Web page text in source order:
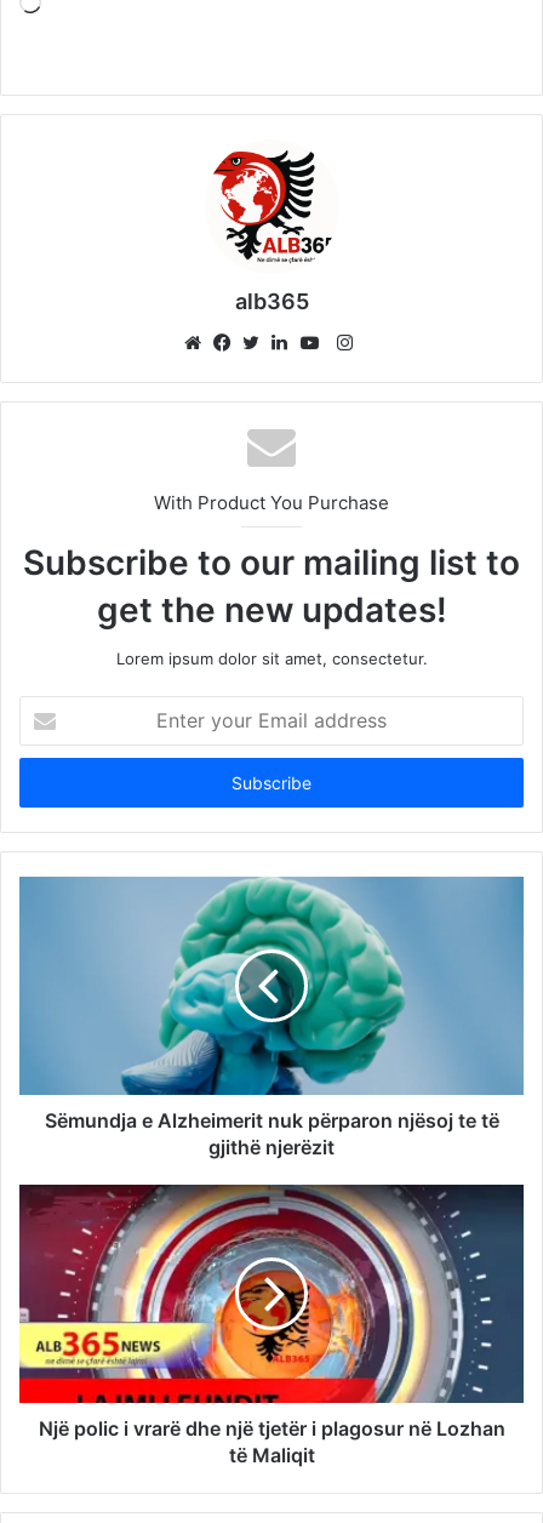
Loading…
alb365
Instagram
With Product You Purchase
Subscribe to our mailing list to
get the new updates!
Lorem ipsum dolor sit amet, consectetur.
your
Email
Sëmundja e Alzheimerit nuk përparon njësoj te të
gjithë njerëzit
Një polic i vrarë dhe një tjetër i plagosur në Lozhan
të Maliqit